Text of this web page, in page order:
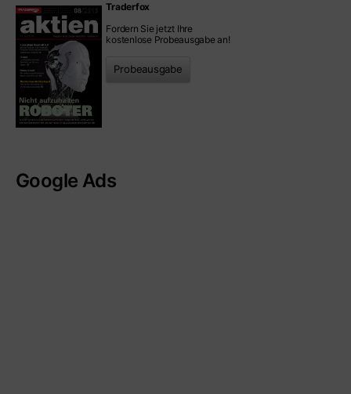
Traderfox
Fordern Sie jetzt Ihre
kostenlose Probeausgabe an!
Probeausgabe
Google Ads